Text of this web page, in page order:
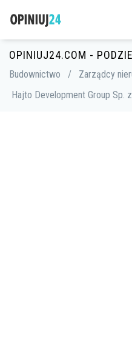
OPINIUJ24.COM -
Budownictwo / Zarządcy
Hajto Development Group Sp.